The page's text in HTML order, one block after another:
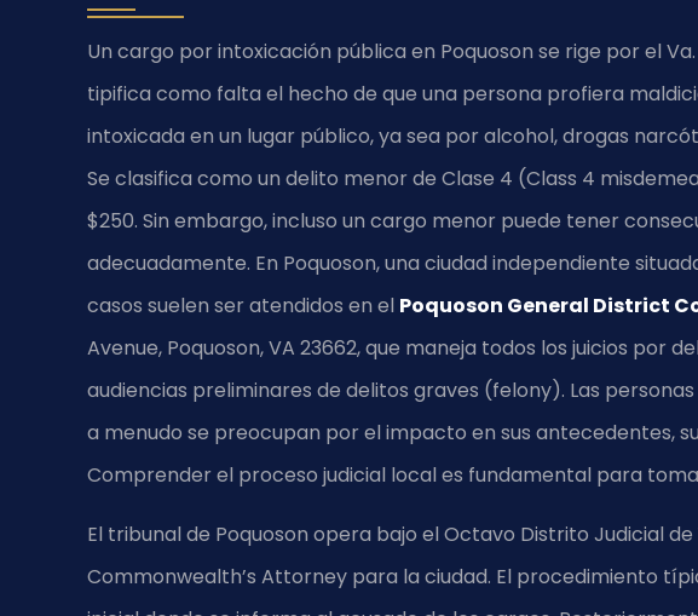
Un cargo por intoxicación pública en Poquoson se rige por el
tipifica como falta el hecho de que una persona profiera
intoxicada en un lugar público, ya sea por alcohol, drogas
Se clasifica como un delito menor de Clase 4 (Class 4
$250. Sin embargo, incluso un cargo menor puede tener
adecuadamente. En Poquoson, una ciudad independiente
casos suelen ser atendidos en el Poquoson General District
Avenue, Poquoson, VA 23662, que maneja todos los juicios por
audiencias preliminares de delitos graves (felony). Las
a menudo se preocupan por el impacto en sus antecedentes,
Comprender el proceso judicial local es fundamental para
El tribunal de Poquoson opera bajo el Octavo Distrito Judicial
Commonwealth’s Attorney para la ciudad. El procedimiento